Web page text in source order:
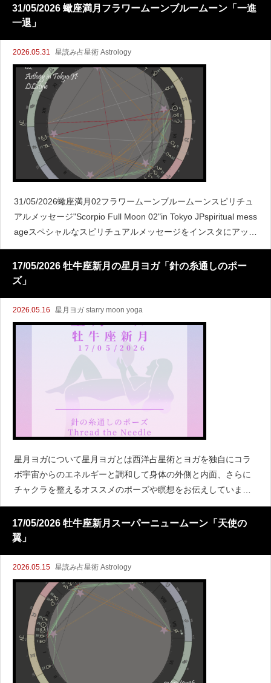
31/05/2026 蠍座満月フラワームーンブルームーン「一進
一退」
2026.05.31 星読み占星術 Astrology
31/05/2026蠍座満月02フラワームーンブルームーンスピリチュ
アルメッセージ"Scorpio Full Moon 02"in Tokyo JPspiritual mess
ageスペシャルなスピリチュアルメッセージをインスタにアップ
してますよ♪
17/05/2026 牡牛座新月の星月ヨガ「針の糸通しのポー
ズ」
2026.05.16 星月ヨガ starry moon yoga
星月ヨガについて星月ヨガとは西洋占星術とヨガを独自にコラ
ボ宇宙からのエネルギーと調和して身体の外側と内面、さらに
チャクラを整えるオススメのポーズや瞑想をお伝えしていま
す！人体と12星座（12サイン）の対応について西洋占星術は昔
から12サインを身
17/05/2026 牡牛座新月スーパーニュームーン「天使の
翼」
2026.05.15 星読み占星術 Astrology